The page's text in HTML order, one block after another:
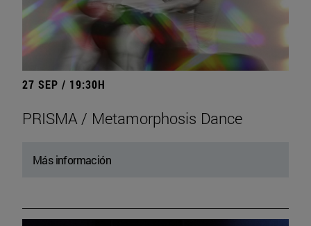
27 SEP / 19:30H
PRISMA / Metamorphosis Dance
Más información